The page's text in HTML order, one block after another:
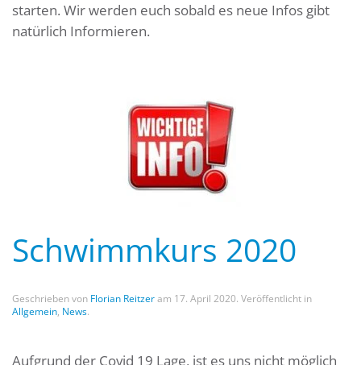
starten. Wir werden euch sobald es neue Infos gibt
natürlich Informieren.
Schwimmkurs 2020
Geschrieben von Florian Reitzeram 17. April 2020. Veröffentlicht in
Allgemein, News.
Aufgrund der Covid 19 Lage, ist es uns nicht möglich